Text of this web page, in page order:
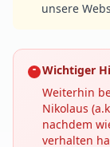
unsere
Wichtiger
Weiterhin
Nikolaus
nachdem
verhalten